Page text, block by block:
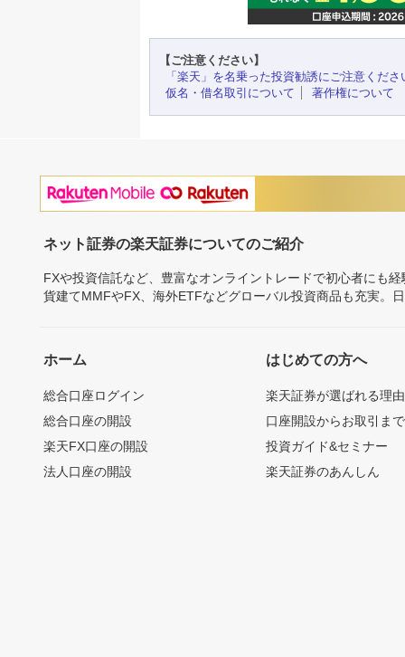
【ご注意ください】
「楽天」を名乗った投資勧誘にご注意くださ
仮名・借名取引について
著作権について
ネット証券の楽天証券についてのご紹介
FXや投資信託など、豊富なオンライントレードで初心者にも
貨建てMMFやFX、海外ETFなどグローバル投資商品も充実。
ホーム
総合口座ログイン
総合口座の開設
楽天FX口座の開設
法人口座の開設
はじめての方へ
楽天証券が選ばれる理由
口座開設からお取引ま
投資ガイド&セミナー
楽天証券のあんしん